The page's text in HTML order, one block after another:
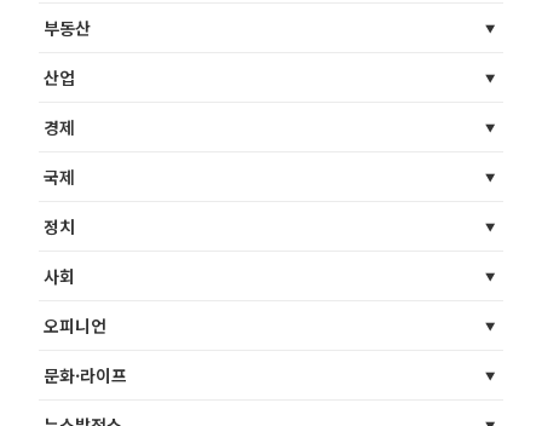
부동산
산업
경제
국제
정치
사회
오피니언
문화·라이프